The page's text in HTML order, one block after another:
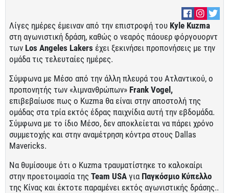
Λίγες ημέρες έμειναν από την επιστροφή του Kyle Kuzma
στη αγωνιστική δράση, καθώς ο νεαρός πάουερ φόργουορντ
των Los Angeles Lakers έχει ξεκινήσει προπονήσεις με την
ομάδα τις τελευταίες ημέρες.
Σύμφωνα με Μέσο από την άλλη πλευρά του Ατλαντικού, ο
προπονητής των «λιμνανθρώπων» Frank Vogel,
επιβεβαίωσε πως ο Kuzma θα είναι στην αποστολή της
ομάδας στα τρία εκτός έδρας παιχνίδια αυτή την εβδομάδα.
Σύμφωνα με το ίδιο Μέσο, δεν αποκλείεται να πάρει χρόνο
συμμετοχής και στην αναμέτρηση κόντρα στους Dallas
Mavericks.
Να θυμίσουμε ότι ο Kuzma τραυματίστηκε το καλοκαίρι
στην προετοιμασία της Team USA για Παγκόσμιο Κύπελλο
της Κίνας και έκτοτε παραμένει εκτός αγωνιστικής δράσης..